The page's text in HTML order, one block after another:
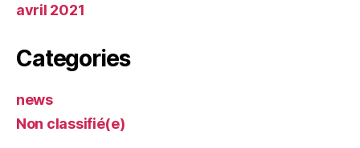
avril 2021
Categories
news
Non classifié(e)